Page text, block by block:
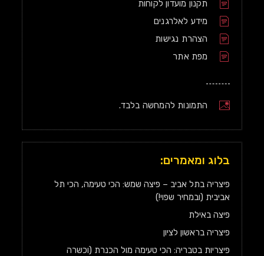
תקנון מועדון לקוחות
מידע לאלרגנים
הצהרת נגישות
מפת אתר
התמונות להמחשה בלבד.
בלוג ומאמרים:
פיצריה בתל אביב – פיצה שמש: הכי טעימה, הכי תל
אביבית (ובמחיר שפוי!)
פיצה באילת
פיצריה בראשון לציון
פיצריות בטבריה: הכי טעימה מול הכנרת (וכשרה